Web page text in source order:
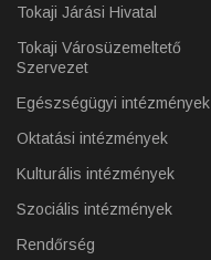
Tokaji Járási Hivatal
Tokaji Városüzemeltető
Szervezet
Egészségügyi intézmények
Oktatási intézmények
Kulturális intézmények
Szociális intézmények
Rendőrség